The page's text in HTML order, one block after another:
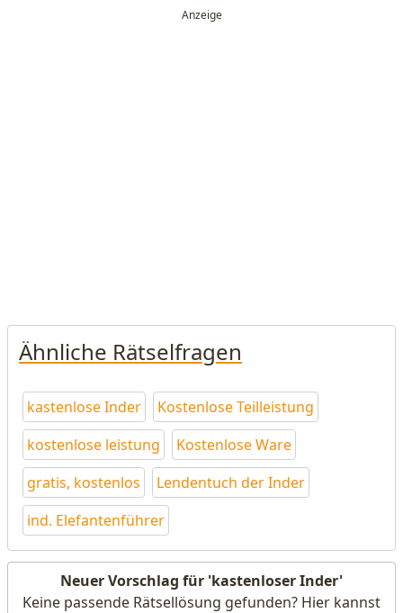
Ähnliche Rätselfragen
kastenlose Inder
Kostenlose Teilleistung
kostenlose leistung
Kostenlose Ware
gratis, kostenlos
Lendentuch der Inder
ind. Elefantenführer
Neuer Vorschlag für 'kastenloser Inder'
Keine passende Rätsellösung gefunden? Hier kannst